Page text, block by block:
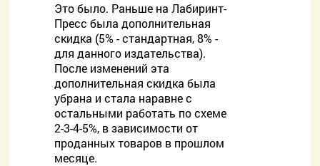
Это было. Раньше на Лабиринт-
Пресс была дополнительная
скидка (5% - стандартная, 8% -
для данного издательства).
После изменений эта
дополнительная скидка была
убрана и стала наравне с
остальными работать по схеме
2-3-4-5%, в зависимости от
проданных товаров в прошлом
месяце.